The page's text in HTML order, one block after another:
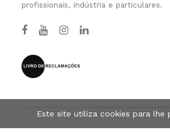
profissionais, indústria e particulares.
Este site utiliza cookies para lhe